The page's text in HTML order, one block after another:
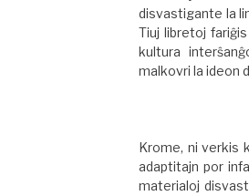
disvastigante la
Tiuj libretoj
kultura
malkovri la ideon
Krome, ni verkis
adaptitajn por
materialoj